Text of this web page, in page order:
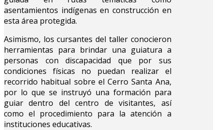
asentamientos indígenas en construcción en
esta área protegida.
Asimismo, los cursantes del taller conocieron
herramientas para brindar una guiatura a
personas con discapacidad que por sus
condiciones físicas no puedan realizar el
recorrido habitual sobre el Cerro Santa Ana,
por lo que se instruyó una formación para
guiar dentro del centro de visitantes, así
como el procedimiento para la atención a
instituciones educativas.